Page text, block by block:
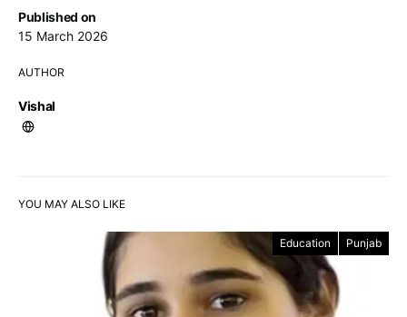
Published on
15 March 2026
AUTHOR
Vishal
YOU MAY ALSO LIKE
Education Punjab